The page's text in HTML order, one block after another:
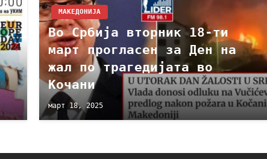
МАКЕДОНИЈА
Во Србија вторник 18-ти
март прогласен за Ден на
жал по трагедијата во
Кочани
март 18, 2025